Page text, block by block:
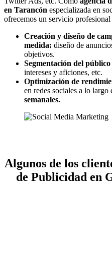
en Tarancón especializada en
ofrecemos un servicio
Creación y diseño de
medida: diseño de
objetivos.
Segmentación del
intereses y aficiones, etc.
Optimización de
en redes sociales a lo largo
semanales.
Algunos de los
de Publicidad en